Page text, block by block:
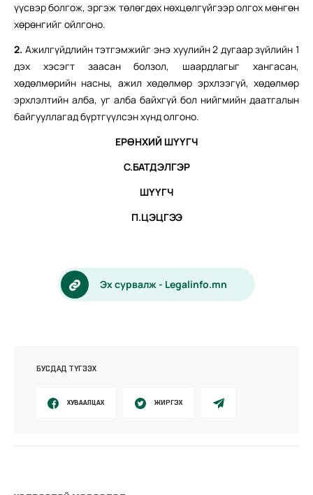
үүсвэр болгож, эргэж төлөгдөх нөхцөлгүйгээр олгох мөнгөн
хөрөнгийг ойлгоно.
2. Ажилгүйдлийн тэтгэмжийг энэ хуулийн 2 дугаар зүйлийн 1
дэх хэсэгт заасан болзол, шаардлагыг хангасан,
хөдөлмөрийн насны, ажил хөдөлмөр эрхлээгүй, хөдөлмөр
эрхлэлтийн алба, уг алба байхгүй бол нийгмийн даатгалын
байгууллагад бүртгүүлсэн хүнд олгоно.
ЕРӨНХИЙ ШҮҮГЧ
С.БАТДЭЛГЭР
ШҮҮГЧ
П.ЦЭЦГЭЭ
Эх сурвалж - Legalinfo.mn
БУСДАД ТҮГЭЭХ
ХУВААЛЦАХ ЖИРГЭХ